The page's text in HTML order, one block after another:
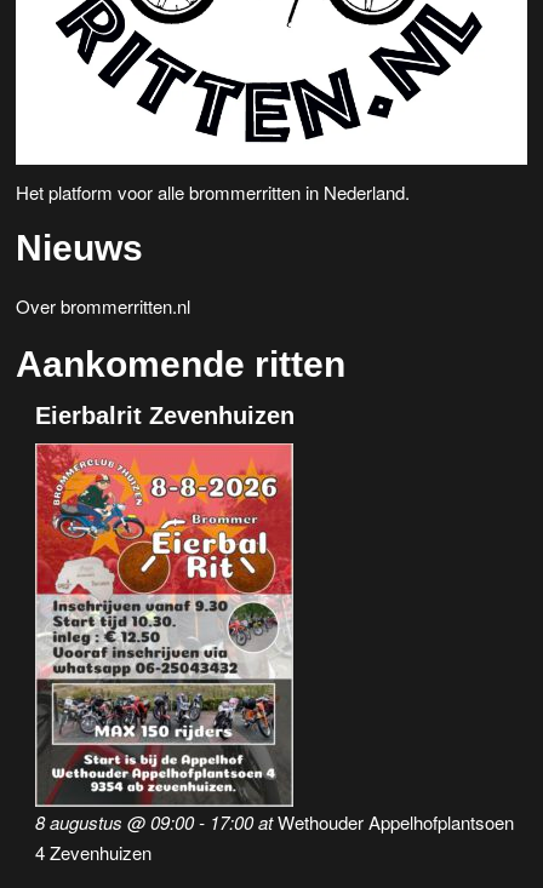
Het platform voor alle brommerritten in Nederland.
Nieuws
Over brommerritten.nl
Aankomende ritten
Eierbalrit Zevenhuizen
8 augustus @ 09:00- 17:00atWethouder Appelhofplantsoen
4 Zevenhuizen